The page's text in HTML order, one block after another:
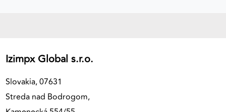
Izimpx Global s.r.o.
Slovakia, 07631
Streda nad Bodrogom,